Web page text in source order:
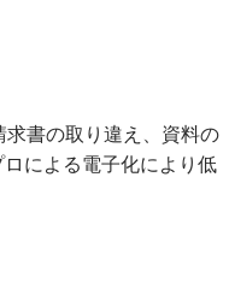
書の取り違え、資料の
による電子化により低